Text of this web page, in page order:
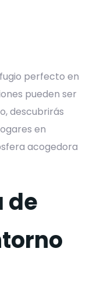
perfecto en
pueden ser
descubrirás
en
acogedora
de